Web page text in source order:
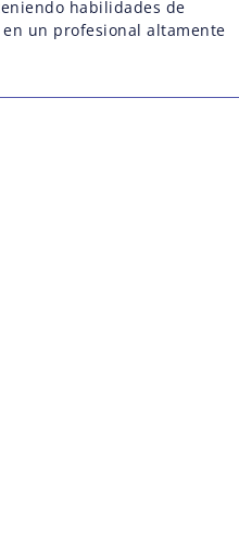
habilidades de
un profesional altamente